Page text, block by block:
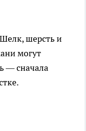
шерсть и
могут
— сначала